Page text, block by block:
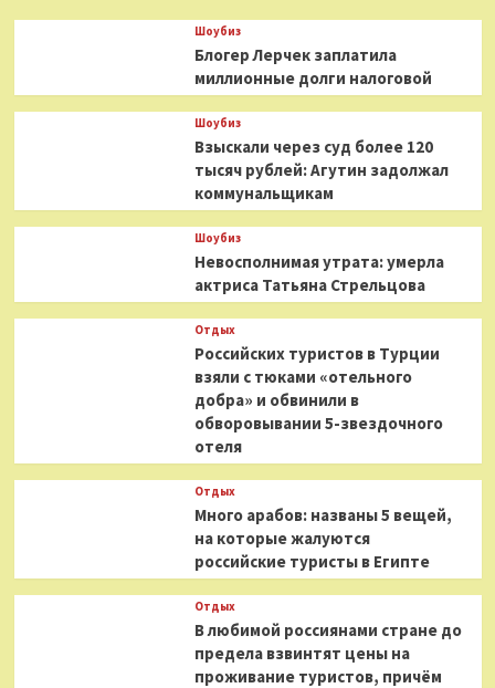
Мама
Шоубиз
Блогер Лерчек заплатила
миллионные долги налоговой
Шоубиз
Взыскали через суд более 120
тысяч рублей: Агутин задолжал
коммунальщикам
Шоубиз
Невосполнимая утрата: умерла
актриса Татьяна Стрельцова
Отдых
Российских туристов в Турции
взяли с тюками «отельного
добра» и обвинили в
обворовывании 5-звездочного
отеля
Отдых
Много арабов: названы 5 вещей,
на которые жалуются
российские туристы в Египте
Отдых
В любимой россиянами стране до
предела взвинтят цены на
проживание туристов, причём